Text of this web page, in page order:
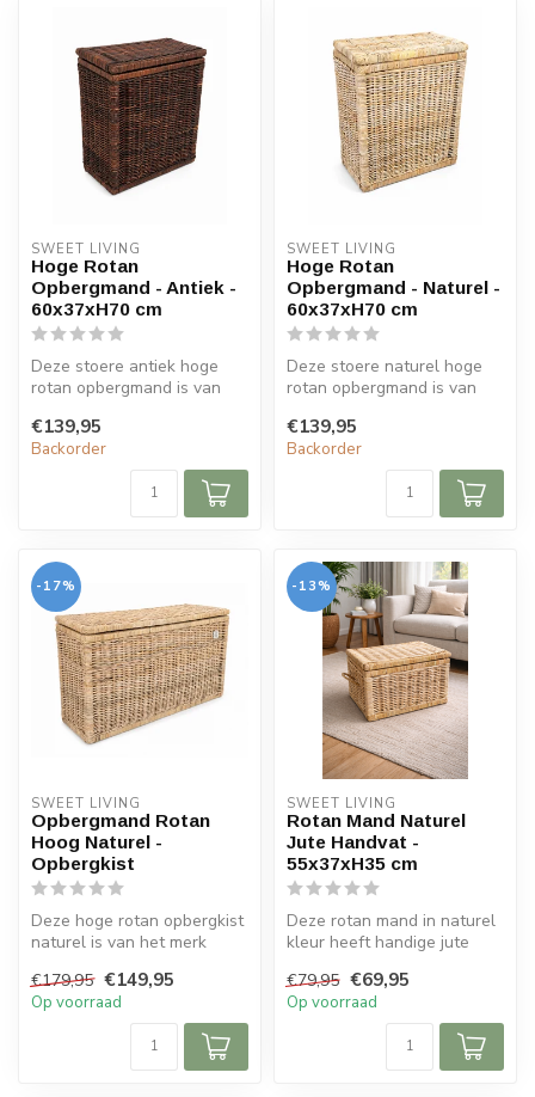
SWEET LIVING
Hoge Rotan
Opbergmand - Antiek -
60x37xH70 cm
Deze stoere antiek hoge
rotan opbergmand is van
mand m...
€139,95
Backorder
SWEET LIVING
Hoge Rotan
Opbergmand - Naturel -
60x37xH70 cm
Deze stoere naturel hoge
rotan opbergmand is van
mand ...
€139,95
Backorder
-17%
SWEET LIVING
Opbergmand Rotan
Hoog Naturel -
Opbergkist
Deze hoge rotan opbergkist
naturel is van het merk
mand i...
€179,95 €149,95
Op voorraad
-13%
SWEET LIVING
Rotan Mand Naturel
Jute Handvat -
55x37xH35 cm
Deze rotan mand in naturel
kleur heeft handige jute
ver...
€79,95 €69,95
Op voorraad